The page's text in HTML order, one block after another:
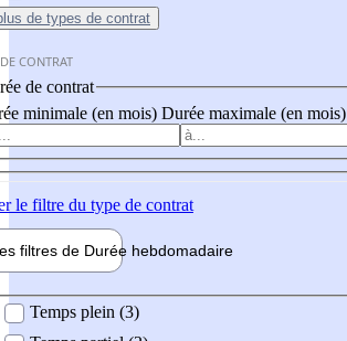
de types de contrat
CONTRAT
de contrat
minimale (en mois) Durée maximale (en mois)
le filtre du type de contrat
filtres de Durée hebdomadaire
Temps plein (3)